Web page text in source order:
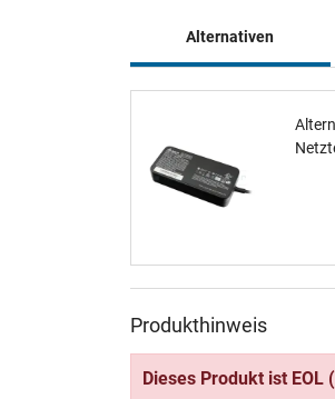
Alternativen
Produkthinweis
Dieses Produkt ist EOL